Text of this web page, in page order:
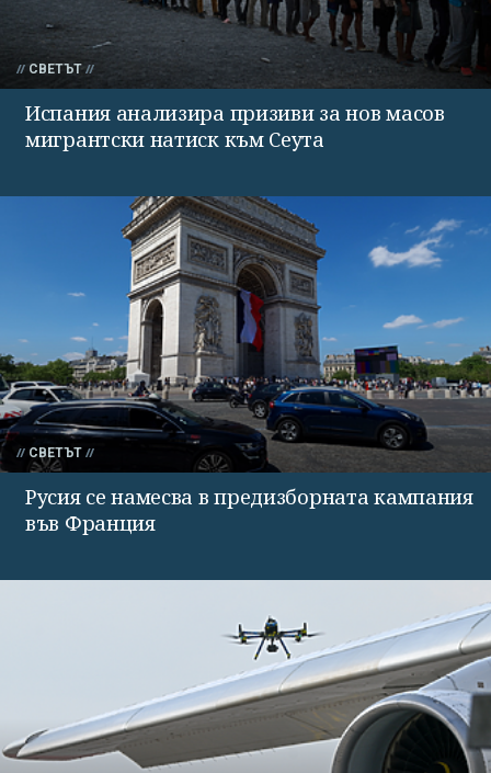
СВЕТЪТ
Испания анализира призиви за нов масов
мигрантски натиск към Сеута
СВЕТЪТ
Русия се намесва в предизборната кампания
във Франция